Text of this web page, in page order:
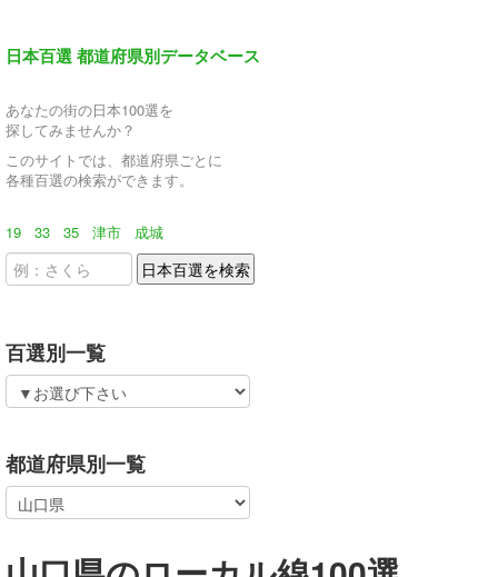
日本百選 都道府県別データベース
あなたの街の日本100選を
探してみませんか？
このサイトでは、都道府県ごとに
各種百選の検索ができます。
19 33 35 津市 成城
百選別一覧
都道府県別一覧